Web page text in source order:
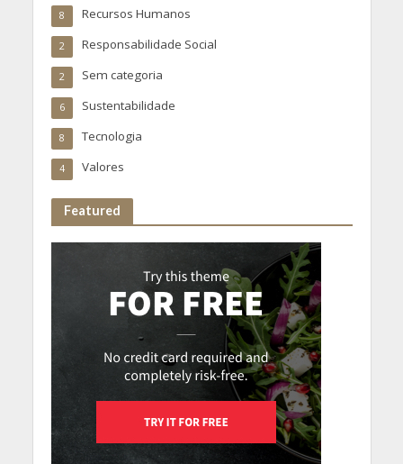
Recursos Humanos
8
Responsabilidade Social
2
Sem categoria
2
Sustentabilidade
6
Tecnologia
8
Valores
4
Featured